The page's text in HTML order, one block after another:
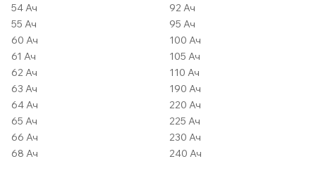
54 Ач
55 Ач
60 Ач
61 Ач
62 Ач
63 Ач
64 Ач
65 Ач
66 Ач
68 Ач
92 Ач
95 Ач
100 Ач
105 Ач
110 Ач
190 Ач
220 Ач
225 Ач
230 Ач
240 Ач